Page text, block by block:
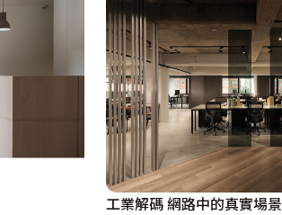
工業解碼 網路中的真實場景